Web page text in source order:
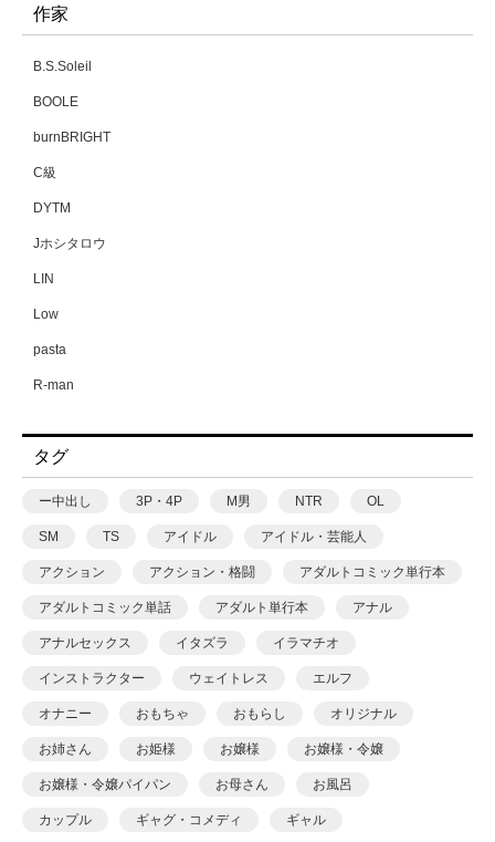
作家
B.S.Soleil
BOOLE
burnBRIGHT
C級
DYTM
Jホシタロウ
LIN
Low
pasta
R-man
tamuhi
あきら肇
タグ
ー中出し 3P・4P M男 NTR OL
SM TS アイドル アイドル・芸能人
アクション アクション・格闘 アダルトコミック単行本
アダルトコミック単話 アダルト単行本 アナル
アナルセックス イタズラ イラマチオ
インストラクター ウェイトレス エルフ
オナニー おもちゃ おもらし オリジナル
お姉さん お姫様 お嬢様 お嬢様・令嬢
お嬢様・令嬢パイパン お母さん お風呂
カップル ギャグ・コメディ ギャル